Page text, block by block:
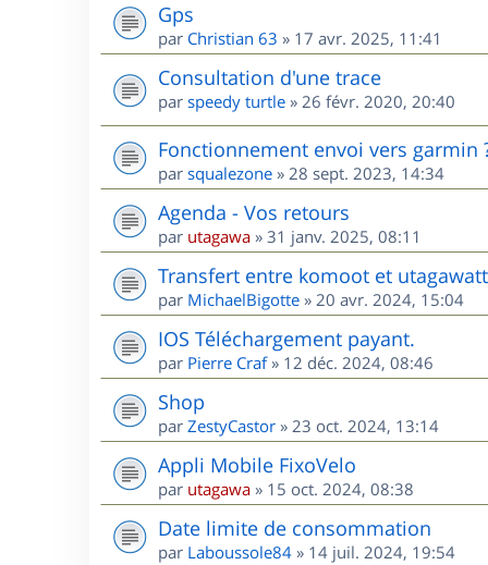
Gps
par Christian 63 » 17 avr. 2025, 11:41
Consultation d'une trace
par speedy turtle » 26 févr. 2020, 20:40
Fonctionnement envoi vers garmin
par squalezone » 28 sept. 2023, 14:34
Agenda - Vos retours
par utagawa » 31 janv. 2025, 08:11
Transfert entre komoot et utagawatt
par MichaelBigotte » 20 avr. 2024, 15:04
IOS Téléchargement payant.
par Pierre Craf» 12 déc. 2024, 08:46
Shop
par ZestyCastor » 23 oct. 2024, 13:14
Appli Mobile FixoVelo
par utagawa » 15 oct. 2024, 08:38
Date limite de consommation
par Laboussole84 » 14 juil. 2024, 19:54